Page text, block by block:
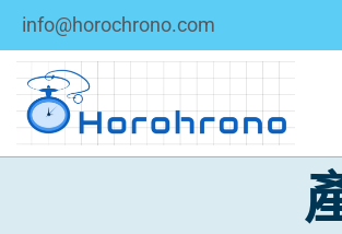
info@horochrono.com